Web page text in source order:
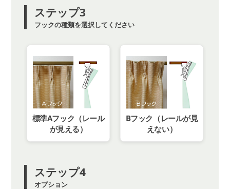
ステップ3
フックの種類を選択してください
標準Aフック（レール
が見える）
Bフック（レールが見
えない）
ステップ4
オプション